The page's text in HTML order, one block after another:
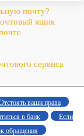
почту?
ящик
сервиса
ваши права
в банк
Если
обращения